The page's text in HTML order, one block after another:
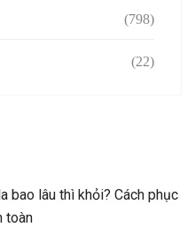
(798)
(22)
bao lâu thì khỏi? Cách phục
toàn